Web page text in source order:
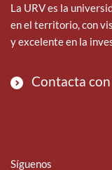
La URV es la
en el territorio, con
y excelente en la
Contacta
Síguenos